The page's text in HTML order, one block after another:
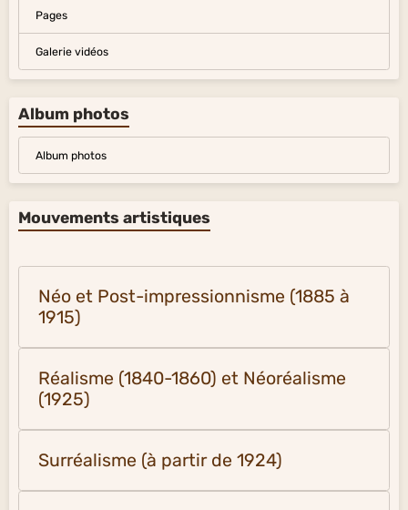
Pages
Galerie vidéos
Album photos
Album photos
Mouvements artistiques
Néo et Post-impressionnisme (1885 à
1915)
Réalisme (1840-1860) et Néoréalisme
(1925)
Surréalisme (à partir de 1924)